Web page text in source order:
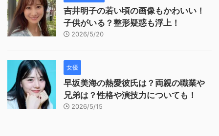
吉井明子の若い頃の画像もかわいい！
子供がいる？整形疑惑も浮上！
2026/5/20
女優
早坂美海の熱愛彼氏は？両親の職業や
兄弟は？性格や演技力についても！
2026/5/15